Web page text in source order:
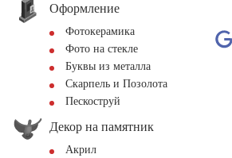
Оформление
Фотокерамика
Фото на стекле
Буквы из металла
Скарпель и Позолота
Пескоструй
Декор на памятник
Акрил